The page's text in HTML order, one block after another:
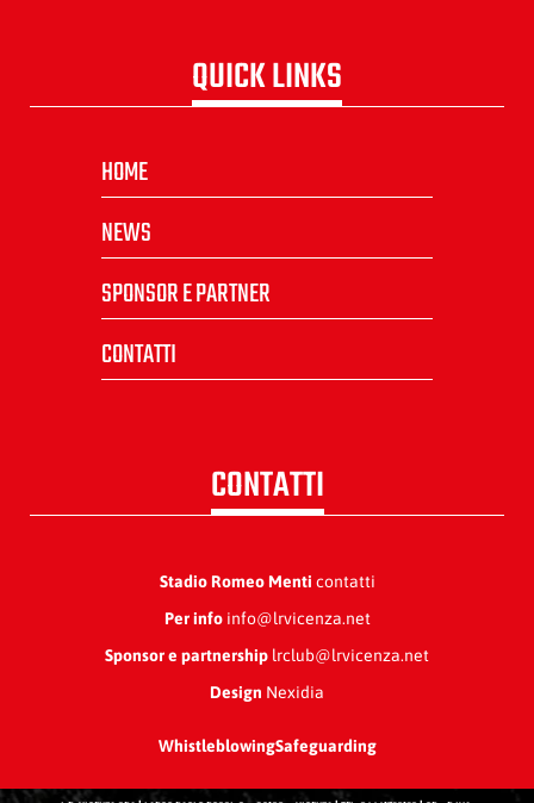
QUICK LINKS
HOME
NEWS
SPONSOR E PARTNER
CONTATTI
CONTATTI
Stadio Romeo Menti contatti
Per infoinfo@lrvicenza.net
Sponsor e partnership lrclub@lrvicenza.net
Design Nexidia
WhistleblowingSafeguarding